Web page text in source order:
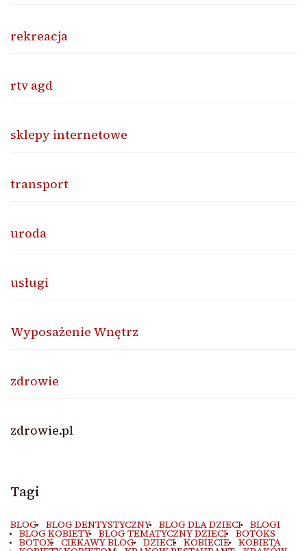
rekreacja
rtv agd
sklepy internetowe
transport
uroda
usługi
Wyposażenie Wnętrz
zdrowie
zdrowie.pl
Tagi
BLOG BLOG DENTYSTYCZNY BLOG DLA DZIECI BLOGI
BLOG KOBIETY BLOG TEMATYCZNY DZIECI BOTOKS
BOTOX CIEKAWY BLOG DZIECI KOBIECIE KOBIETA